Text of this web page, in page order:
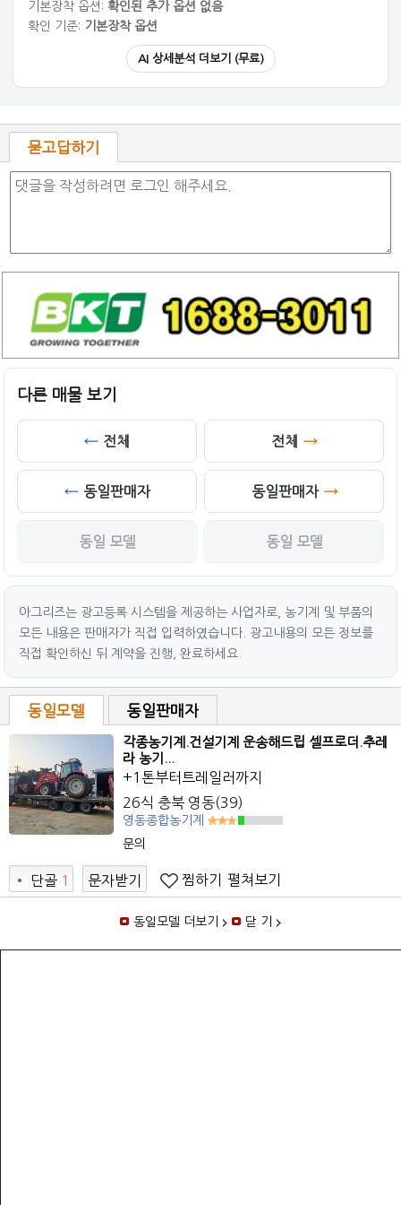
기본장착 옵션: 확인된 추가 옵션 없음
확인 기준: 기본장착 옵션
AI 상세분석 더보기 (무료)
묻고답하기
다른 매물 보기
전체
동일판매자
동일 모델
전체
동일판매자
동일 모델
아그리즈는 광고등록 시스템을 제공하는 사업자로, 농기계 및 부품의
모든 내용은 판매자가 직접 입력하였습니다. 광고내용의 모든 정보를
직접 확인하신 뒤 계약을 진행, 완료하세요.
동일모델 동일판매자
각종농기계.건설기계 운송해드립 셀프로더.추레
라 농기...
+1톤부터트레일러까지
26식 충북 영동(39)
영동종합농기계
문의
• 단골 1
2
문자받기 찜하기 펼쳐보기
동일모델 더보기 닫 기